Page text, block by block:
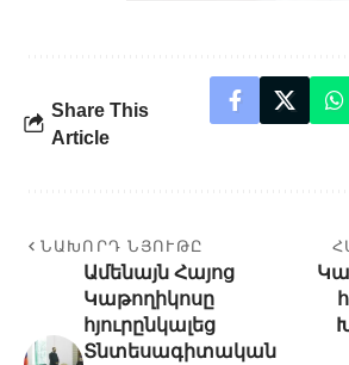
Share This
Article
ՆԱԽՈՐԴ ՆՅՈՒԹԸ
Ամենայն Հայոց
Կաթողիկոսը
հյուրընկալեց
Տնտեսագիտական